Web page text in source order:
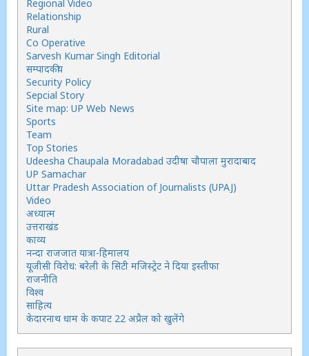
Regional Video
Relationship
Rural
Co Operative
Sarvesh Kumar Singh Editorial
सम्पादकीय
Security Policy
Sepcial Story
Site map: UP Web News
Sports
Team
Top Stories
Udeesha Chaupala Moradabad उदीषा चौपाला मुरादाबाद
UP Samachar
Uttar Pradesh Association of Journalists (UPAJ)
Video
अध्यात्म
उत्तराखंड
काव्य
नन्दा राजजात यात्रा-हिमालय
यूजीसी विरोध: बरेली के सिटी मजिस्ट्रेट ने दिया इस्तीफा
राजनीति
विश्व
साहित्य
केदारनाथ धाम के कपाट 22 अप्रैल को खुलेंगे